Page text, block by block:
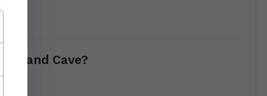
Grand Cave?